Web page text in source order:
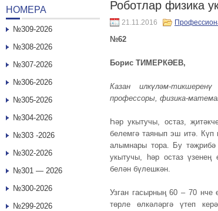
Роботлар физика
21.11.2016
№62
Борис ТИМЕРКӘЕВ,
Казан илкүләм-
профессоры, физика-
Һәр укытучы, остаз,
белемгә таянып эш итә. Күп
алымнары тора. Бу тәҗрибә
укытучы, һәр остаз
белән бүлешкән.
Узган гасырның 60 – 70 нче
төрле өлкәләргә үтеп
НОМЕРА
№309-2026
№308-2026
№307-2026
№306-2026
№305-2026
№304-2026
№303 -2026
№302-2026
№301 — 2026
№300-2026
№299-2026